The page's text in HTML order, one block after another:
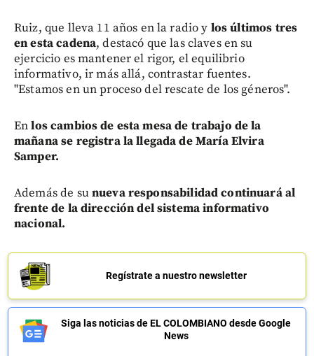
Ruiz, que lleva 11 años en la radio y los últimos tres
en esta cadena, destacó que las claves en su
ejercicio es mantener el rigor, el equilibrio
informativo, ir más allá, contrastar fuentes.
"Estamos en un proceso del rescate de los géneros".
Enlos cambios de esta mesa de trabajo de la
mañana se registra la llegada de María Elvira
Samper.
Además de sunueva responsabilidad continuará al
frente de la dirección del sistema informativo
nacional.
Regístrate a nuestro newsletter
Siga las noticias de EL COLOMBIANO desde Google
News